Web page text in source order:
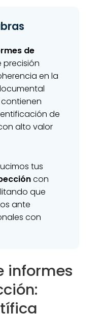
de
precisión
en la
contienen
de
alto valor
tus
con
que
ante
con
informes